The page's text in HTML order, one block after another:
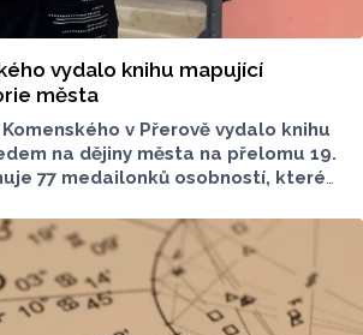
vydalo knihu mapující
města
v Přerově vydalo knihu
na dějiny města na přelomu 19.
77 medailonků osobností, které
snímky. Podle autorky publikace
tomu předcházelo 13 let
Kniha vychází u příležitosti
povýšení Přerova na královské město,
Lenka Chalupová.